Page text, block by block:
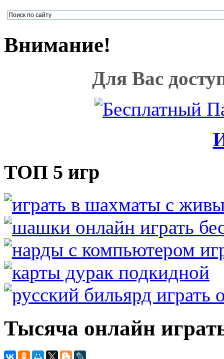
Внимание!
Для Вас
ТОП 5 игр
Тысяча онлайн